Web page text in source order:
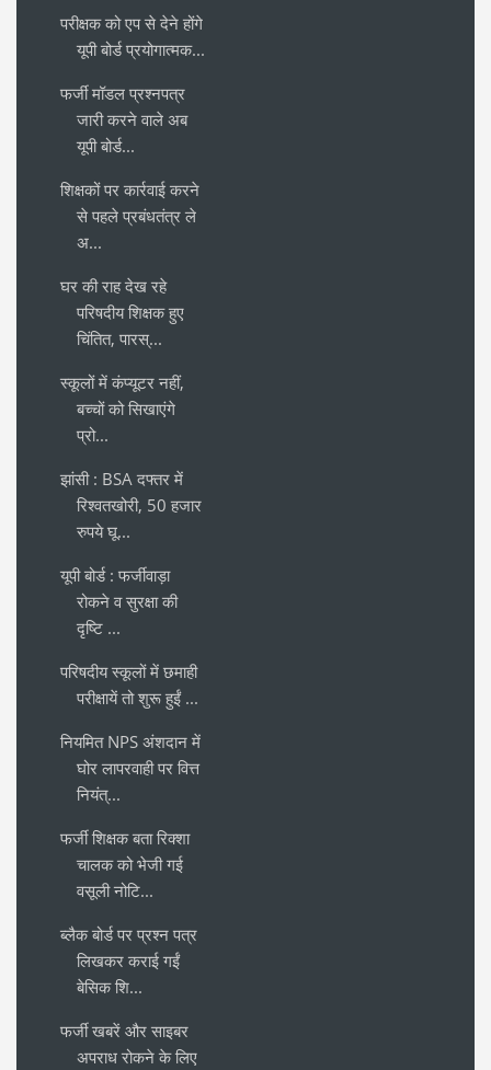
परीक्षक को एप से देने होंगे
यूपी बोर्ड प्रयोगात्मक...
फर्जी मॉडल प्रश्नपत्र
जारी करने वाले अब
यूपी बोर्ड...
शिक्षकों पर कार्रवाई करने
से पहले प्रबंधतंत्र ले
अ...
घर की राह देख रहे
परिषदीय शिक्षक हुए
चिंतित, पारस्...
स्कूलों में कंप्यूटर नहीं,
बच्चों को सिखाएंगे
प्रो...
झांसी : BSA दफ्तर में
रिश्वतखोरी, 50 हजार
रुपये घू...
यूपी बोर्ड : फर्जीवाड़ा
रोकने व सुरक्षा की
दृष्टि ...
परिषदीय स्कूलों में छमाही
परीक्षायें तो शुरू हुईं ...
नियमित NPS अंशदान में
घोर लापरवाही पर वित्त
नियंत्...
फर्जी शिक्षक बता रिक्शा
चालक को भेजी गई
वसूली नोटि...
ब्लैक बोर्ड पर प्रश्न पत्र
लिखकर कराई गईं
बेसिक शि...
फर्जी खबरें और साइबर
अपराध रोकने के लिए